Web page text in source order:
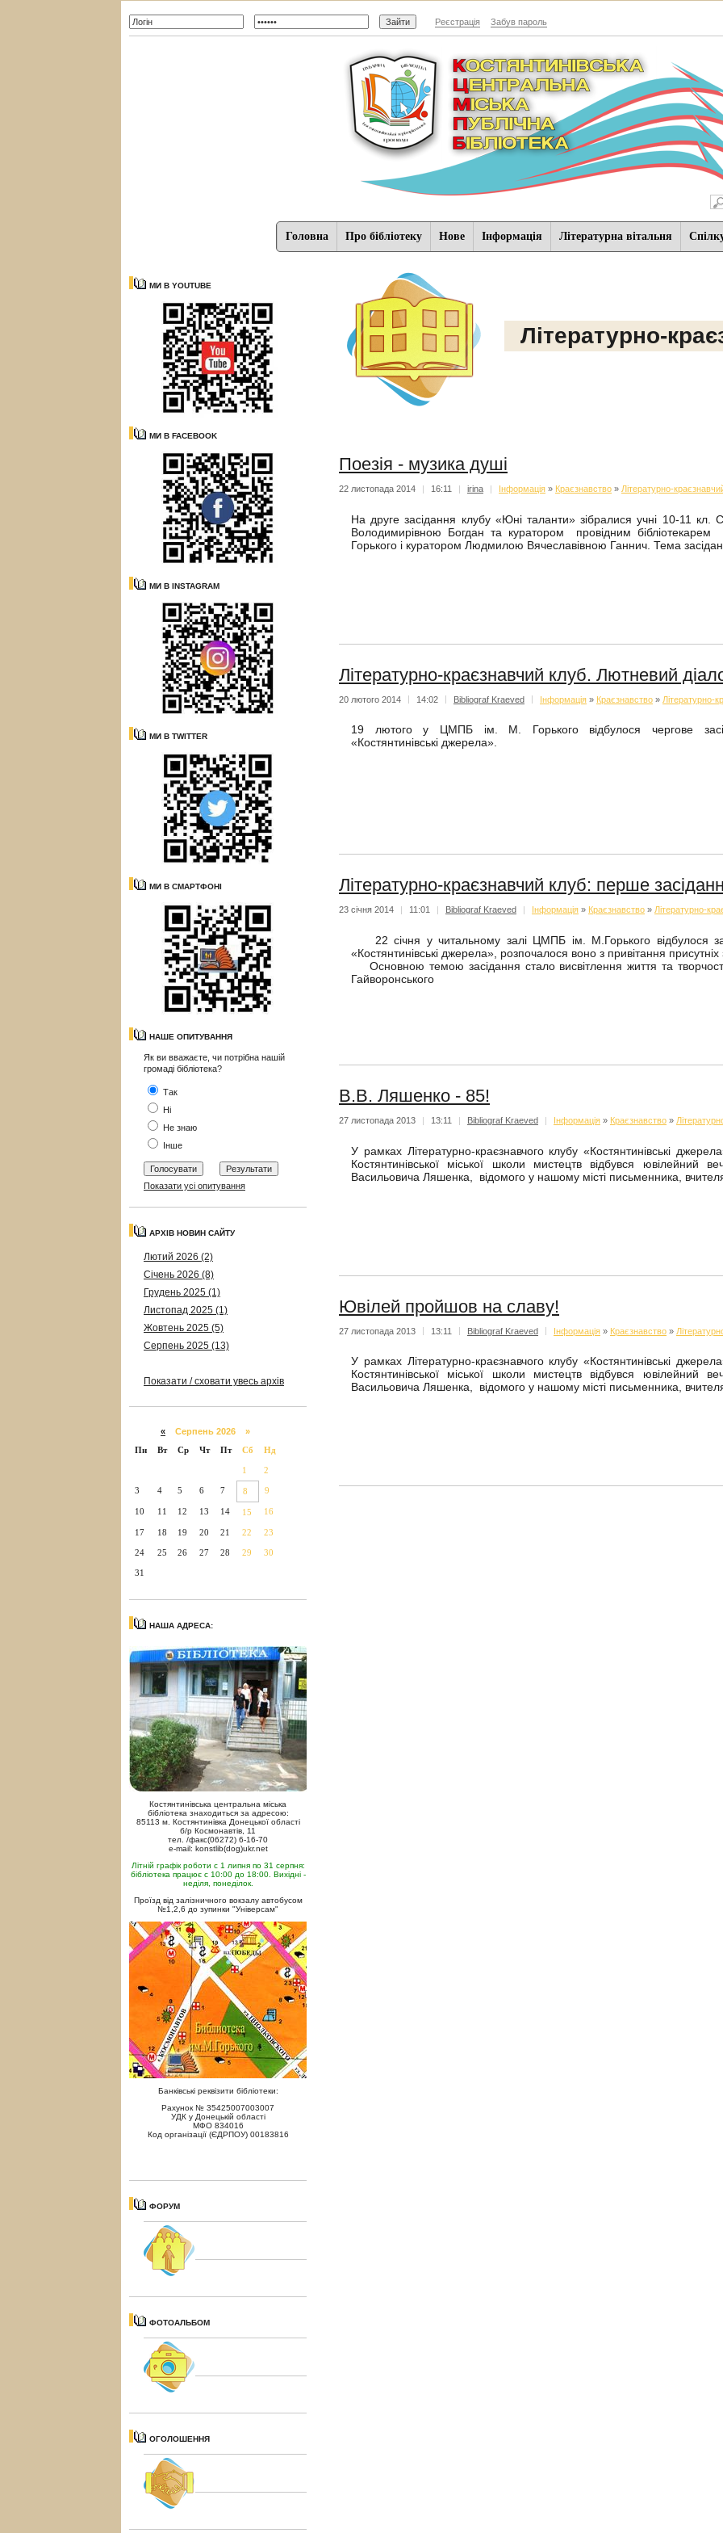
Реєстрація Забув пароль
Головна Про бібліотеку Нове Iнформацiя Літературна вітальня
МИ В YOUTUBE
МИ В FACEBOOK
МИ В INSTAGRAM
МИ В TWITTER
МИ В СМАРТФОНІ
НАШЕ ОПИТУВАННЯ
Як ви вважаєте, чи потрібна нашій
громаді бібліотека?
Так
Ні
Не знаю
Інше
Показати усі опитування
АРХІВ НОВИН САЙТУ
Лютий 2026 (2)
Січень 2026 (8)
Грудень 2025 (1)
Листопад 2025 (1)
Жовтень 2025 (5)
Серпень 2025 (13)
Показати / сховати увесь архів
« Серпень 2026 »
Пн
Вт Ср Чт Пт Сб Нд
1 2
3 4 5 6 7 8 9
10 11 12 13 14 15 16
17 18 19 20 21 22 23
24 25 26 27 28 29 30
31
НАША АДРЕСА:
Костянтинівська центральна міська
бібліотека знаходиться за адресою:
85113 м. Костянтинівка Донецької області
б/р Космонавтів, 11
тел. /факс(06272) 6-16-70
e-mail: konstlib(dog)ukr.net
Літній графік роботи с 1 липня по 31 серпня:
бібліотека працює с 10:00 до 18:00. Вихідні -
неділя, понеділок.
Проїзд від залізничного вокзалу автобусом
№1,2,6 до зупинки "Універсам"
Банківські реквізити бібліотеки:
Рахунок № 35425007003007
УДК у Донецькій області
МФО 834016
Код організації (ЄДРПОУ) 00183816
ФОРУМ
ФОТОАЛЬБОМ
ОГОЛОШЕННЯ
Літературно-
Поезія - музика душі
22 листопада 2014 | 16:11 | irina | Iнформацiя » Краєзнавство » Літературно-
На друге засідання клубу «Юні таланти» зібралися учні 10-11
Володимирівною Богдан та куратором провідним
Горького і куратором Людмилою Вячеславівною Ганнич. Тема
Літературно-краєзнавчий клуб. Лютневий
20 лютого 2014 14:02 Bibliograf Kraeved Iнформацiя » Краєзнавство » Літературно-
19 лютого у ЦМПБ ім. М. Горького відбулося чергове
«Костянтинівські джерела».
Літературно-краєзнавчий клуб: перше
23 січня 2014 | 11:01 | Bibliograf Kraeved | Iнформацiя » Краєзнавство » Літературно-
22 січня у читальному залі ЦМПБ ім. М.Горького відбулося
«Костянтинівські джерела», розпочалося воно з привітання
Основною темою засідання стало висвітлення життя та
Гайворонського
В.В. Ляшенко - 85!
27 листопада 2013 | 13:11 | Bibliograf Kraeved | Iнформацiя » Краєзнавство »
У рамках Літературно-краєзнавчого клубу «Костянтинівські
Костянтинівської міської школи мистецтв відбувся ювілейний
Васильовича Ляшенка, відомого у нашому місті письменника, вчителя
Ювілей пройшов на славу!
27 листопада 2013 13:11 Bibliograf Kraeved Iнформацiя » Краєзнавство »
У рамках Літературно-краєзнавчого клубу «Костянтинівські
Костянтинівської міської школи мистецтв відбувся ювілейний
Васильовича Ляшенка, відомого у нашому місті письменника, вчителя